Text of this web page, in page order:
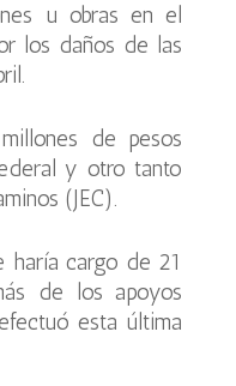
u obras en el
los daños de las
de pesos
y otro tanto
(JEC).
haría cargo de 21
de los apoyos
esta última